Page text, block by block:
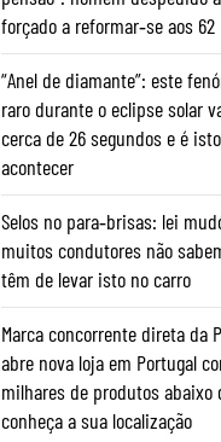
forçado a reformar‑se aos 62
“Anel de diamante”: este
raro durante o eclipse solar
cerca de 26 segundos e é
acontecer
Selos no para‑brisas: lei
muitos condutores não
têm de levar isto no carro
Marca concorrente direta da
abre nova loja em Portugal
milhares de produtos abaixo
conheça a sua localização